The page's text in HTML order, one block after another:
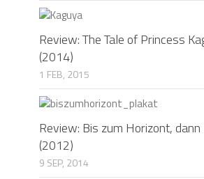
Review: The Tale of Princess
(2014)
1 FEB, 2015
Review: Bis zum Horizont, dann
(2012)
9 SEP, 2014